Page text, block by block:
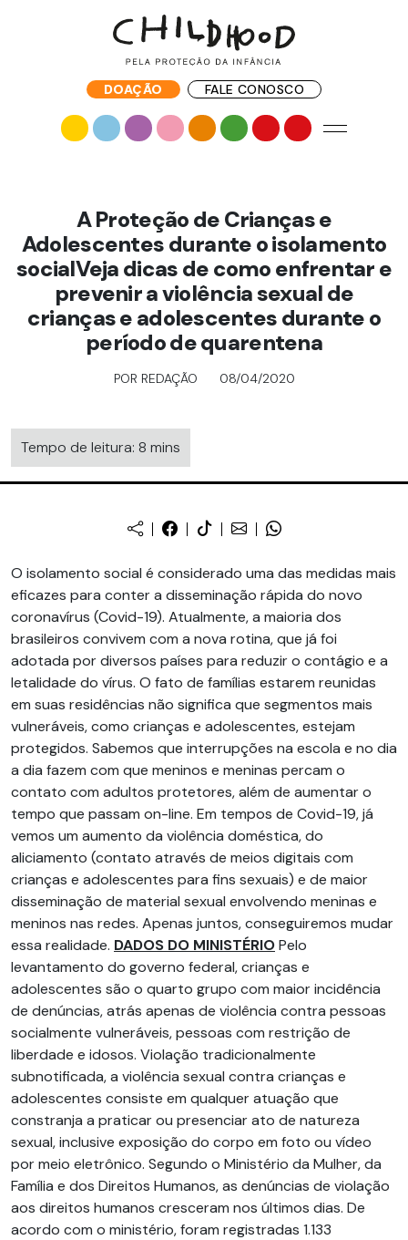
DOAÇÃO FALE CONOSCO
A Proteção de Crianças e
Adolescentes durante o isolamento
socialVeja dicas de como enfrentar e
prevenir a violência sexual de
crianças e adolescentes durante o
período de quarentena
POR REDAÇÃO 08/04/2020
Tempo de leitura: 8 mins
O isolamento social é considerado uma das medidas mais
eficazes para conter a disseminação rápida do novo
coronavírus (Covid-19). Atualmente, a maioria dos
brasileiros convivem com a nova rotina, que já foi
adotada por diversos países para reduzir o contágio e a
letalidade do vírus. O fato de famílias estarem reunidas
em suas residências não significa que segmentos mais
vulneráveis, como crianças e adolescentes, estejam
protegidos. Sabemos que interrupções na escola e no dia
a dia fazem com que meninos e meninas percam o
contato com adultos protetores, além de aumentar o
tempo que passam on-line. Em tempos de Covid-19, já
vemos um aumento da violência doméstica, do
aliciamento (contato através de meios digitais com
crianças e adolescentes para fins sexuais) e de maior
disseminação de material sexual envolvendo meninas e
meninos nas redes. Apenas juntos, conseguiremos mudar
essa realidade. DADOS DO MINISTÉRIOPelo
levantamento do governo federal, crianças e
adolescentes são o quarto grupo com maior incidência
de denúncias, atrás apenas de violência contra pessoas
socialmente vulneráveis, pessoas com restrição de
liberdade e idosos. Violação tradicionalmente
subnotificada, a violência sexual contra crianças e
adolescentes consiste em qualquer atuação que
constranja a praticar ou presenciar ato de natureza
sexual, inclusive exposição do corpo em foto ou vídeo
por meio eletrônico. Segundo o Ministério da Mulher, da
Família e dos Direitos Humanos, as denúncias de violação
aos direitos humanos cresceram nos últimos dias. De
acordo com o ministério, foram registradas 1.133